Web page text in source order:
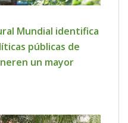
Mundial identifica
públicas de
un mayor